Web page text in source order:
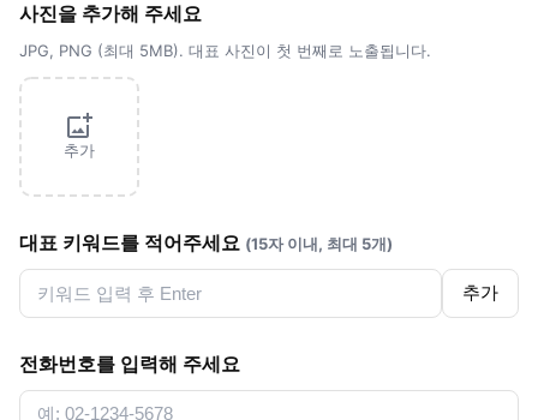
사진을 추가해 주세요
JPG, PNG (최대 5MB). 대표 사진이 첫 번째로 노출됩니다.
추가
대표 키워드를 적어주세요 (15자 이내, 최대 5개)
추가
전화번호를 입력해 주세요